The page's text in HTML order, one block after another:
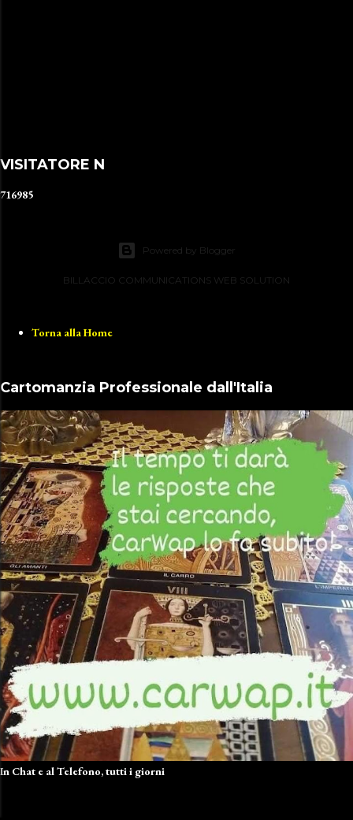
VISITATORE N
716985
Powered by Blogger
BILLACCIO COMMUNICATIONS WEB SOLUTION
Torna alla Home
Cartomanzia Professionale dall'Italia
In Chat e al Telefono, tutti i giorni